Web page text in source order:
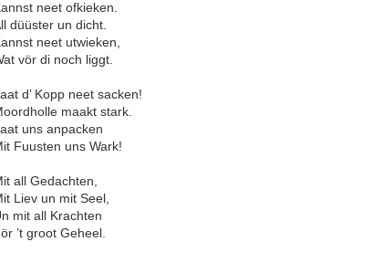
neet ofkieken.
düüster un dicht.
neet utwieken,
vör di noch liggt.
d’ Kopp neet sacken!
maakt stark.
uns anpacken
Fuusten uns Wark!
all Gedachten,
Liev un mit Seel,
mit all Krachten
’t groot Geheel.